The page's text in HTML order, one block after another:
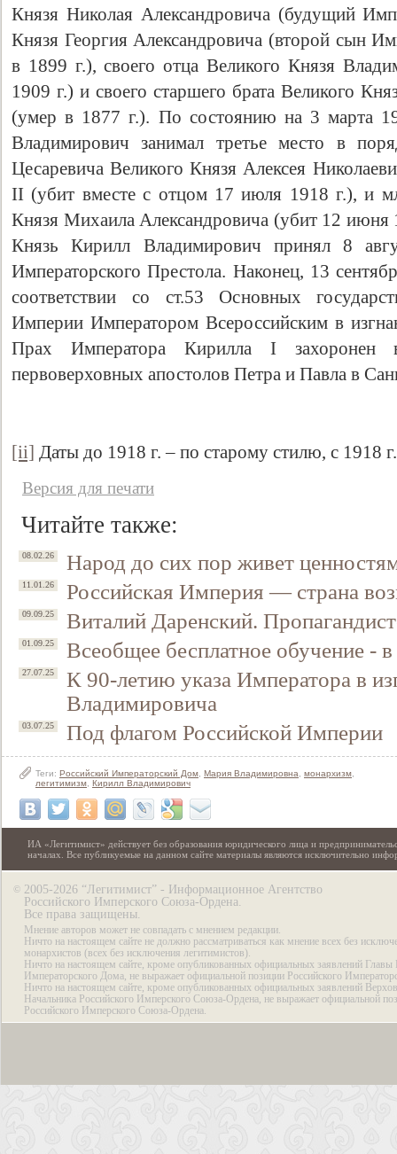
Князя Николая Александровича (будущий
Князя Георгия Александровича (второй сын
в 1899 г.), своего отца Великого Князя
1909 г.) и своего старшего брата Великого
(умер в 1877 г.). По состоянию на 3 марта
Владимирович занимал третье место в
Цесаревича Великого Князя Алексея
II (убит вместе с отцом 17 июля 1918 г.), и
Князя Михаила Александровича (убит 12 июня
Князь Кирилл Владимирович принял 8
Императорского Престола. Наконец, 13
соответствии со ст.53 Основных
Империи Императором Всероссийским в
Прах Императора Кирилла I захоронен
первоверховных апостолов Петра и Павла в
[ii] Даты до 1918 г. – по старому стилю, с 1918
Версия для печати
Читайте также:
08.02.26 Народ до сих пор живет
11.01.26 Российская Империя — страна
09.09.25 Виталий Даренский.
01.09.25 Всеобщее бесплатное обучение -
27.07.25
К 90-летию указа Императора в
Владимировича
03.07.25 Под флагом Российской Империи
Теги: Российский Императорский Дом Мария Владимировна монархизм
легитимизм Кирилл Владимирович
ИА «Легитимист» действует без образования юридического лица и
началах. Все публикуемые на данном сайте материалы являются исключительно
© 2005-2026 “Легитимист” - Информационное Агентство
Российского Имперского Союза-Ордена.
Все права защищены.
Мнение авторов может не совпадать с мнением редакции.
Ничто на настоящем сайте не должно рассматриваться как мнение всех без
монархистов (всех без исключения легитимистов).
Ничто на настоящем сайте, кроме опубликованных официальных заявлений Главы
Императорского Дома, не выражает официальной позиции Российского
Ничто на настоящем сайте, кроме опубликованных официальных заявлений
Начальника Российского Имперского Союза-Ордена, не выражает официальной
Российского Имперского Союза-Ордена.